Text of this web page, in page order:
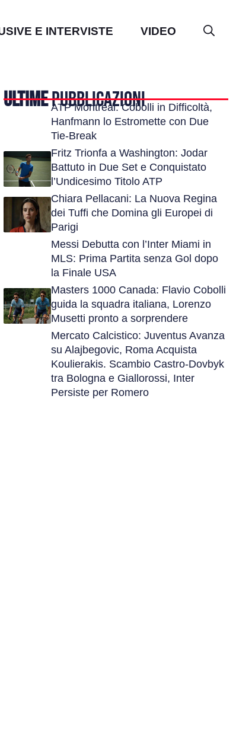
E INTERVISTE VIDEO
ULTIMEPUBBLICAZIONI
ATP Montreal: Cobolli in Difficoltà,
Hanfmann lo Estromette con Due
Tie-Break
Fritz Trionfa a Washington: Jodar
Battuto in Due Set e Conquistato
l’Undicesimo Titolo ATP
Chiara Pellacani: La Nuova Regina
dei Tuffi che Domina gli Europei di
Parigi
Messi Debutta con l’Inter Miami in
MLS: Prima Partita senza Gol dopo
la Finale USA
Masters 1000 Canada: Flavio Cobolli
guida la squadra italiana, Lorenzo
Musetti pronto a sorprendere
Mercato Calcistico: Juventus Avanza
su Alajbegovic, Roma Acquista
Koulierakis. Scambio Castro-Dovbyk
tra Bologna e Giallorossi, Inter
Persiste per Romero